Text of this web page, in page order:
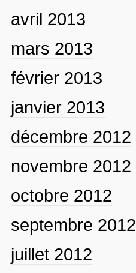
avril 2013
mars 2013
février 2013
janvier 2013
décembre 2012
novembre 2012
octobre 2012
septembre 2012
juillet 2012